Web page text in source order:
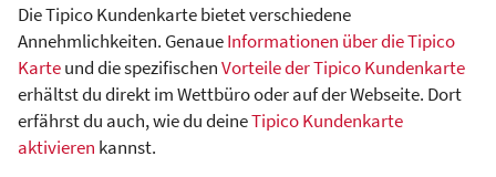
Die Tipico Kundenkarte bietet verschiedene
Annehmlichkeiten. GenaueInformationen über die Tipico
Karteund die spezifischenVorteile der Tipico Kundenkarte
erhältst du direkt im Wettbüro oder auf der Webseite. Dort
erfährst du auch, wie du deineTipico Kundenkarte
aktivieren kannst.